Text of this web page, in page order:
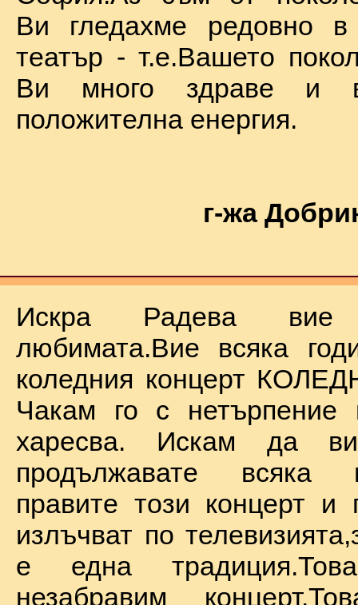
Ви гледахме редовно
театър - т.е.Вашето
Ви много здраве и
положителна енергия.
г-жа
Искра Радева
любимата.Вие всяка
коледния концерт
Чакам го с
харесва. Искам да
продължавате всяка
правите този концерт и
излъчват по
е една
незабравим